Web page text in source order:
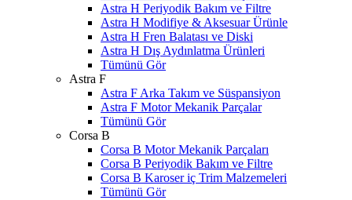
Astra H Periyodik Bakım ve Filtre
Astra H Modifiye & Aksesuar Ürünle
Astra H Fren Balatası ve Diski
Astra H Dış Aydınlatma Ürünleri
Tümünü Gör
Astra F
Astra F Arka Takım ve Süspansiyon
Astra F Motor Mekanik Parçalar
Tümünü Gör
Corsa B
Corsa B Motor Mekanik Parçaları
Corsa B Periyodik Bakım ve Filtre
Corsa B Karoser iç Trim Malzemeleri
Tümünü Gör